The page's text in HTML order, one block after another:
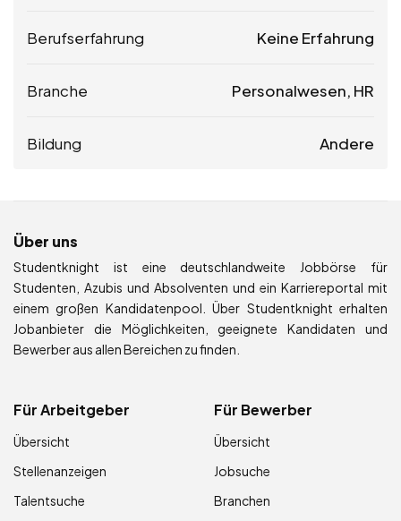
Berufserfahrung Keine Erfahrung
Branche Personalwesen, HR
Bildung Andere
Über uns
Studentknight ist eine deutschlandweite Jobbörse für
Studenten, Azubis und Absolventen und ein Karriereportal mit
einem großen Kandidatenpool. Über Studentknight erhalten
Jobanbieter die Möglichkeiten, geeignete Kandidaten und
Bewerber aus allen Bereichen zu finden.
Für Arbeitgeber
Übersicht
Stellenanzeigen
Talentsuche
Für Bewerber
Übersicht
Jobsuche
Branchen